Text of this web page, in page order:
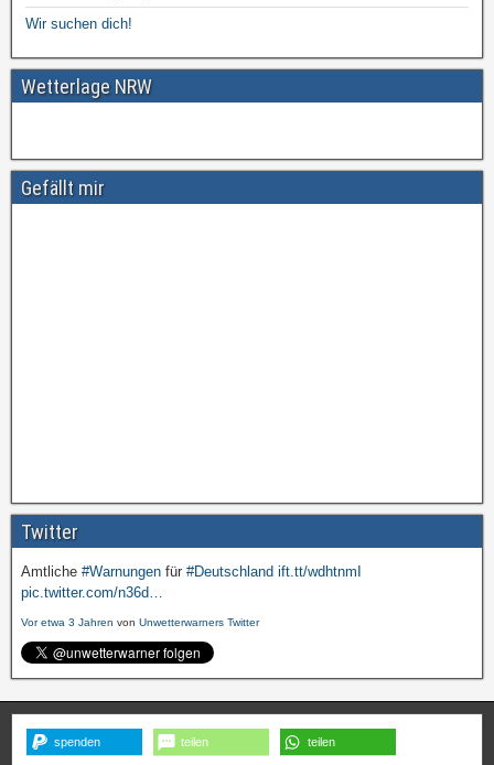
Wir suchen dich!
Wetterlage NRW
Gefällt mir
Twitter
Amtliche #Warnungen für #Deutschland ift.tt/wdhtnmI
pic.twitter.com/n36d…
Vor etwa 3 Jahren von Unwetterwarners Twitter
spenden teilen teilen